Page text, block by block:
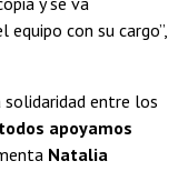
con su cargo”,
entre los
apoyamos
Natalia